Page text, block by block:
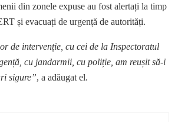
din zonele expuse au fost alertați la timp
și evacuați de urgență de autorități.
de intervenție, cu cei de la Inspectoratul
cu jandarmii, cu poliție, am reușit să-i
sigure”, a adăugat el.